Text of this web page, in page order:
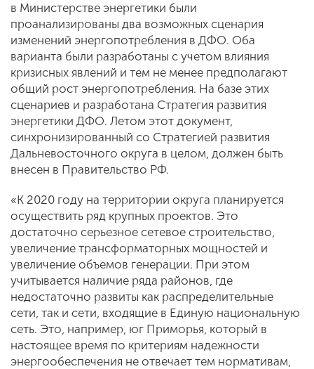
в Министерстве энергетики были
проанализированы два возможных сценария
изменений энергопотребления в ДФО. Оба
варианта были разработаны с учетом влияния
кризисных явлений и тем не менее предполагают
общий рост энергопотребления. На базе этих
сценариев и разработана Стратегия развития
энергетики ДФО. Летом этот документ,
синхронизированный со Стратегией развития
Дальневосточного округа в целом, должен быть
внесен в Правительство РФ.
«К 2020 году на территории округа планируется
осуществить ряд крупных проектов. Это
достаточно серьезное сетевое строительство,
увеличение трансформаторных мощностей и
увеличение объемов генерации. При этом
учитывается наличие ряда районов, где
недостаточно развиты как распределительные
сети, так и сети, входящие в Единую национальную
сеть. Это, например, юг Приморья, который в
настоящее время по критериям надежности
энергообеспечения не отвечает тем нормативам,